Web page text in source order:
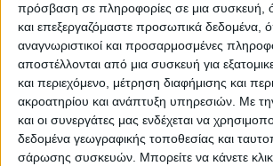
πρόσβαση σε πληροφορίες σε μια συσκευή,
και επεξεργαζόμαστε προσωπικά δεδομένα,
αναγνωριστικοί και προσαρμοσμένες
αποστέλλονται από μια συσκευή για
και περιεχόμενο, μέτρηση διαφήμισης και
ακροατηρίου και ανάπτυξη υπηρεσιών. Με
και οι συνεργάτες μας ενδέχεται να
δεδομένα γεωγραφικής τοποθεσίας και
σάρωσης συσκευών. Μπορείτε να κάνετε κλικ
Τελευταίες Ειδήσεις Σήμερα
Ακολούθησε την
ΑΓΩΝ στο Google
Όλες οι εξελίξεις στην
Καρδίτσας και ευρύτερα